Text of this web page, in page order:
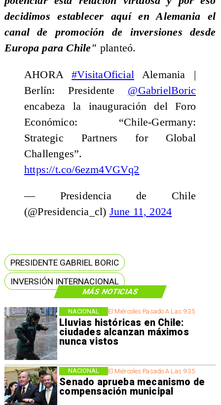
MÁS NOTICIAS
El Miércoles Pasado A Las 9:35
Lluvias históricas en Chile:
ciudades alcanzan máximos
nunca vistos
NACIONAL
El Miércoles Pasado A Las 9:35
Senado aprueba mecanismo de
compensación municipal
NACIONAL
decidimos establecer aquí en Alemania el
canal de promoción de inversiones desde
Europa para Chile" planteó.
AHORA#VisitaOficial Alemania |
Berlín: Presidente @GabrielBoric
encabeza la inauguración del Foro
Económico: “Chile-Germany:
Strategic Partners for Global
Challenges”.
https://t.co/6ezm4VGVq2
— Presidencia de Chile
(@Presidencia_cl) June 11, 2024
PRESIDENTE GABRIEL BORIC
INVERSIÓN INTERNACIONAL